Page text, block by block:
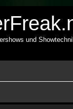
und